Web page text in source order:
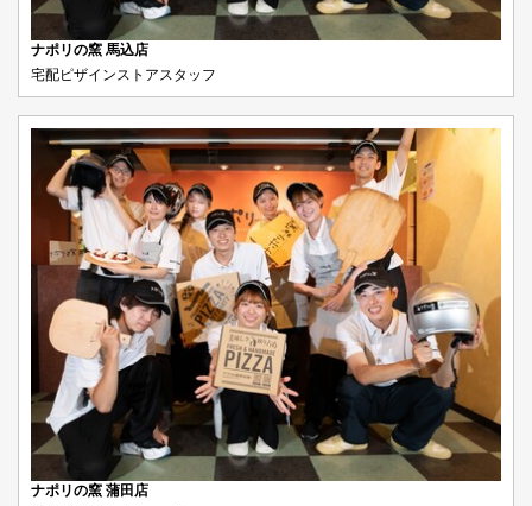
ナポリの窯 馬込店
宅配ピザインストアスタッフ
ナポリの窯 蒲田店